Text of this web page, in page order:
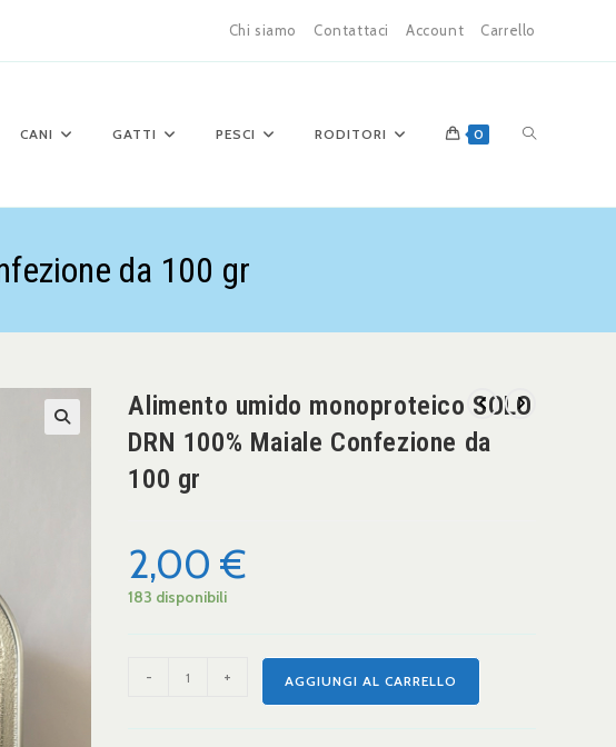
Chi siamo Contattaci Account Carrello
CANI GATTI PESCI RODITORI 0
da 100 gr
Alimento umido monoproteico SOLO
DRN 100% Maiale Confezione da
100 gr
2,00€
183 disponibili
- + AGGIUNGI AL CARRELLO